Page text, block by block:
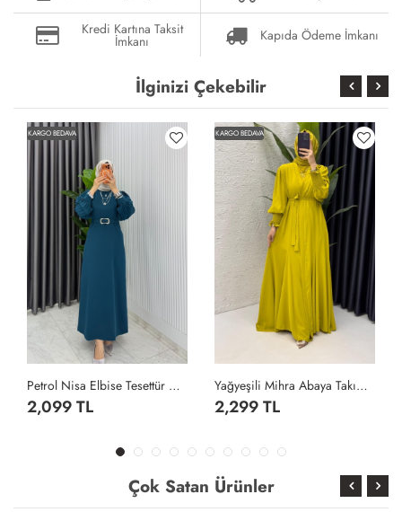
Kredi Kartına Taksit
İmkanı Kapıda Ödeme İmkanı
İlginizi Çekebilir
KARGO BEDAVA
Petrol Nisa Elbise Tesettür Giyim Petrol Yeşili
2,099 TL
KARGO BEDAVA
Yağyeşili Mihra Abaya Takım Tesettür Giyim Yağ Yeşili
2,299 TL
Çok Satan Ürünler